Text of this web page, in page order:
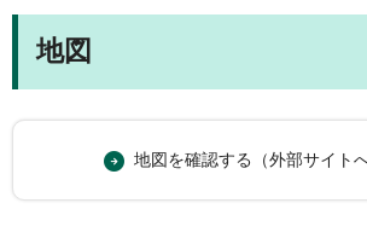
地図
地図を確認する（外部サイトへ